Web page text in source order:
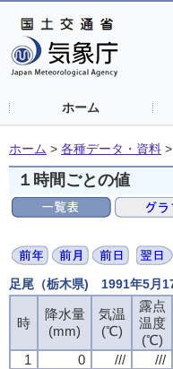
ホーム
ホーム > 各種データ・資料 >
１時間ごとの値
足尾（栃木県) 1991年5月
時
降水量
(mm)
気温
(℃)
露点
温度
(℃)
1
0 /// ///